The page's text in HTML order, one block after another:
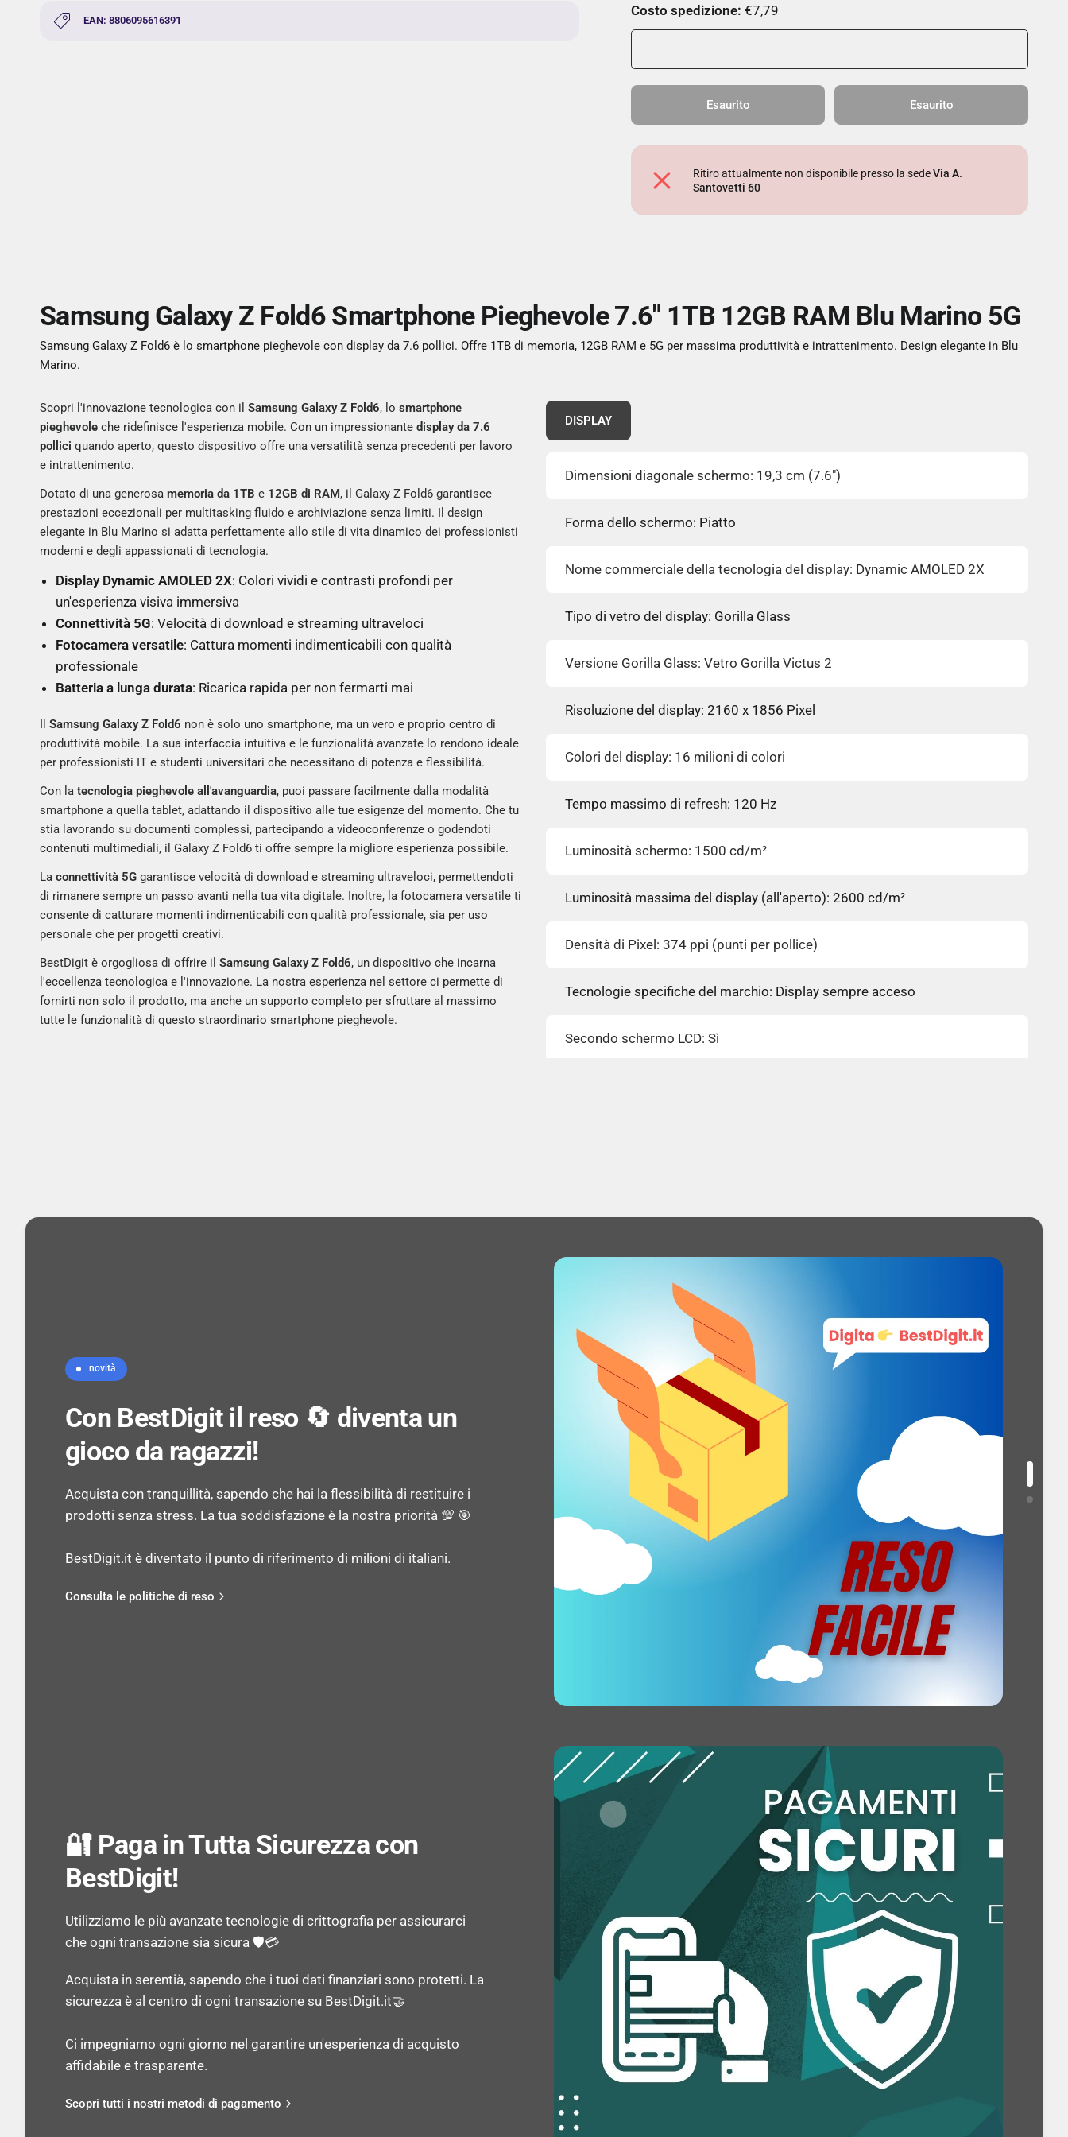
EAN: 8806095616391
Costo spedizione: €7,79
Esaurito Esaurito
Ritiro attualmente non disponibile presso la sedeVia A.
Santovetti 60
Samsung Galaxy Z Fold6 Smartphone Pieghevole 7.6" 1TB 12GB RAM Blu Marino 5G
Samsung Galaxy Z Fold6 è lo smartphone pieghevole con display da 7.6 pollici. Offre 1TB di memoria, 12GB RAM e 5G per massima produttività e intrattenimento. Design elegante in Blu
Marino.
Scopri l'innovazione tecnologica con ilSamsung Galaxy Z Fold6, losmartphone
pieghevole che ridefinisce l'esperienza mobile. Con un impressionantedisplay da 7.6
pollici quando aperto, questo dispositivo offre una versatilità senza precedenti per lavoro
e intrattenimento.
Dotato di una generosamemoria da 1TB e 12GB di RAM, il Galaxy Z Fold6 garantisce
prestazioni eccezionali per multitasking fluido e archiviazione senza limiti. Il design
elegante in Blu Marino si adatta perfettamente allo stile di vita dinamico dei professionisti
moderni e degli appassionati di tecnologia.
Display Dynamic AMOLED 2X: Colori vividi e contrasti profondi per
un'esperienza visiva immersiva
Connettività 5G: Velocità di download e streaming ultraveloci
Fotocamera versatile: Cattura momenti indimenticabili con qualità
professionale
Batteria a lunga durata: Ricarica rapida per non fermarti mai
IlSamsung Galaxy Z Fold6 non è solo uno smartphone, ma un vero e proprio centro di
produttività mobile. La sua interfaccia intuitiva e le funzionalità avanzate lo rendono ideale
per professionisti IT e studenti universitari che necessitano di potenza e flessibilità.
Con latecnologia pieghevole all'avanguardia, puoi passare facilmente dalla modalità
smartphone a quella tablet, adattando il dispositivo alle tue esigenze del momento. Che tu
stia lavorando su documenti complessi, partecipando a videoconferenze o godendoti
contenuti multimediali, il Galaxy Z Fold6 ti offre sempre la migliore esperienza possibile.
Laconnettività 5G garantisce velocità di download e streaming ultraveloci, permettendoti
di rimanere sempre un passo avanti nella tua vita digitale. Inoltre, la fotocamera versatile ti
consente di catturare momenti indimenticabili con qualità professionale, sia per uso
personale che per progetti creativi.
BestDigit è orgogliosa di offrire ilSamsung Galaxy Z Fold6, un dispositivo che incarna
l'eccellenza tecnologica e l'innovazione. La nostra esperienza nel settore ci permette di
fornirti non solo il prodotto, ma anche un supporto completo per sfruttare al massimo
tutte le funzionalità di questo straordinario smartphone pieghevole.
DISPLAY
Dimensioni diagonale schermo: 19,3 cm (7.6")
Forma dello schermo: Piatto
Nome commerciale della tecnologia del display: Dynamic AMOLED 2X
Tipo di vetro del display: Gorilla Glass
Versione Gorilla Glass: Vetro Gorilla Victus 2
Risoluzione del display: 2160 x 1856 Pixel
Colori del display: 16 milioni di colori
Tempo massimo di refresh: 120 Hz
Luminosità schermo: 1500 cd/m²
Luminosità massima del display (all'aperto): 2600 cd/m²
Densità di Pixel: 374 ppi (punti per pollice)
Tecnologie specifiche del marchio: Display sempre acceso
Secondo schermo LCD: Sì
Famiglia processore: Qualcomm Snapdragon
Modello del processore: 8 Gen 3
Numero di core del processore: 8
Frequenza del processore turbo massima: 3,39 GHz
ARCHIVIAZIONE
MACCHINA FOTOGRAFICA
Dimensione del sensore della fotocamera posteriore: 1/1.56"
Dimensione del sensore della seconda fotocamera posteriore: 1/3.2"
Dimensione del sensore della terza fotocamera posteriore: 1/3.94"
Risoluzione fotocamera posteriore (numerico): 50 MP
Risoluzione della seconda fotocamera posteriore (numerica): 12 MP
Risoluzione della terza fotocamera posteriore (numerica): 10 MP
Risoluzione fotocamera posteriore: 6120 x 8160 Pixel
novità
Con BestDigit il reso 🔄 diventa un
gioco da ragazzi!
Acquista con tranquillità, sapendo che hai la flessibilità di restituire i
prodotti senza stress. La tua soddisfazione è la nostra priorità 💯 🎯
BestDigit.it è diventato il punto di riferimento di milioni di italiani.
Consulta le politiche di reso
🔐 Paga in Tutta Sicurezza con
BestDigit!
Utilizziamo le più avanzate tecnologie di crittografia per assicurarci
che ogni transazione sia sicura 🛡️💳
Acquista in serentià, sapendo che i tuoi dati finanziari sono protetti. La
sicurezza è al centro di ogni transazione su BestDigit.it🤝
Ci impegniamo ogni giorno nel garantire un'esperienza di acquisto
affidabile e trasparente.
Scopri tutti i nostri metodi di pagamento